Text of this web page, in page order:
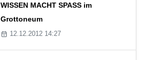
WISSEN MACHT SPASS im
Grottoneum
12.12.2012 14:27